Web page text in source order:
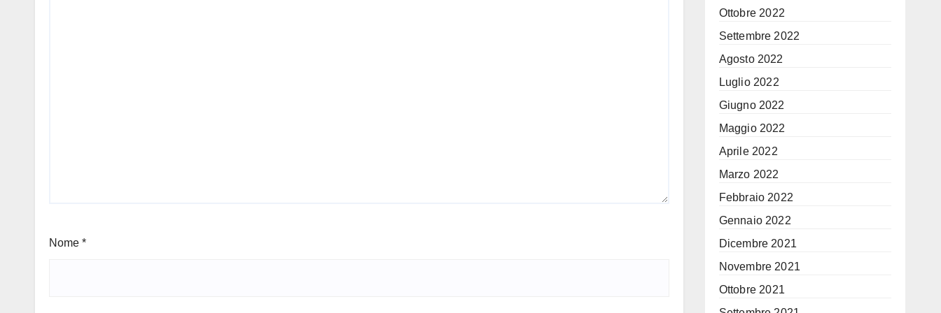
Nome *
Ottobre 2022
Settembre 2022
Agosto 2022
Luglio 2022
Giugno 2022
Maggio 2022
Aprile 2022
Marzo 2022
Febbraio 2022
Gennaio 2022
Dicembre 2021
Novembre 2021
Ottobre 2021